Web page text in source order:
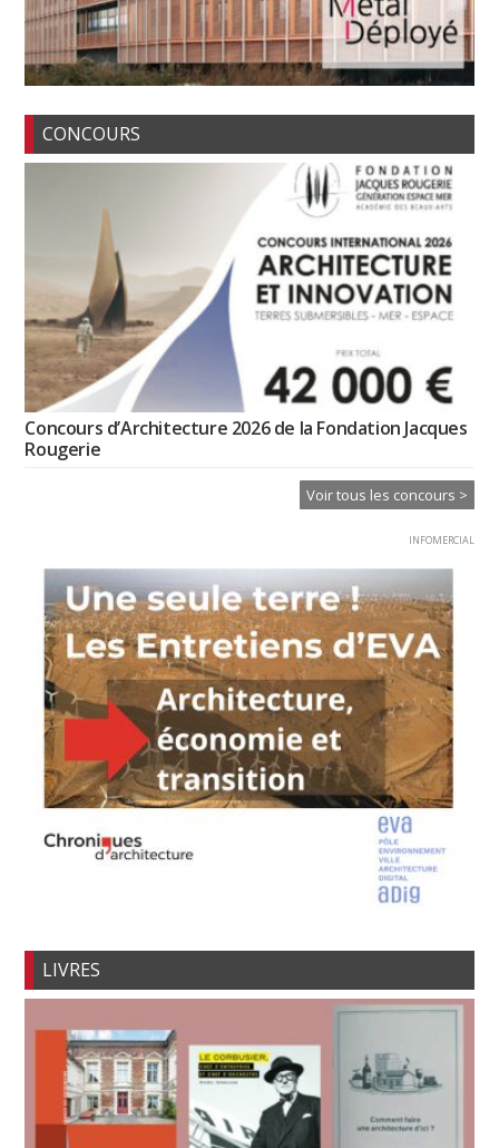
CONCOURS
Concours d’Architecture 2026 de la Fondation Jacques
Rougerie
Voir tous les concours >
INFOMERCIAL
LIVRES